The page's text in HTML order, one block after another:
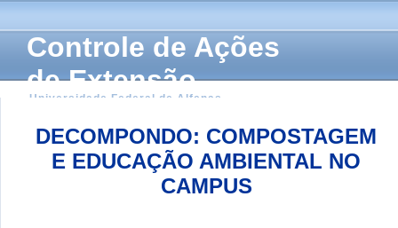
Controle de Ações
de Extensão
Universidade Federal de Alfenas
DECOMPONDO: COMPOSTAGEM
E EDUCAÇÃO AMBIENTAL NO
CAMPUS